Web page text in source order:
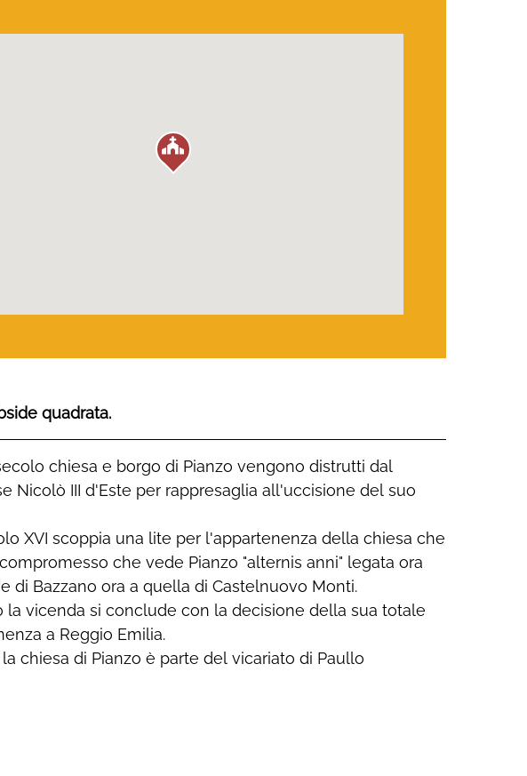
quadrata.
chiesa e borgo di Pianzo vengono distrutti dal
Nicolò III d'Este per rappresaglia all'uccisione del suo
XVI scoppia una lite per l'appartenenza della chiesa che
che vede Pianzo "alternis anni" legata ora
di Bazzano ora a quella di Castelnuovo Monti.
la vicenda si conclude con la decisione della sua totale
a Reggio Emilia.
la chiesa di Pianzo è parte del vicariato di Paullo